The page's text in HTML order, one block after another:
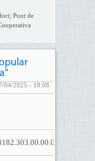
Pont de
04/2025 - 18:08